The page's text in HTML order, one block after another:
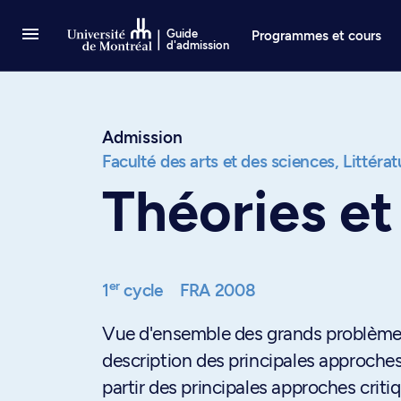
Guide
d'admission
Programmes et cours
Admission
Faculté des arts et des sciences,
Théories
1ercycle FRA 2008
Vue d'ensemble des grands
description des principales
partir des principales approches